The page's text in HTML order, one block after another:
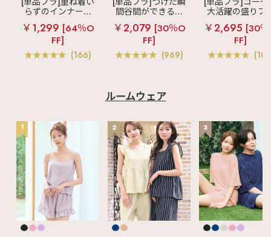
らずのインナーブ
ラ
リッチバスト
ブラトップ (ワイヤ
ー入り)
￥1,299 [64％O
FF]
(166)
間谷間ができるシ
ームレスブラ
超
盛ブラ(R) シームレ
ス 単品ブラジャー
￥2,079 [30％O
FF]
(969)
大活躍の盛りブ
ショートレン
ス ブラトップ 超
ブラ(R) 単品ブ
ャー
￥2,695 [30
FF]
ルームウェア
1 2 3